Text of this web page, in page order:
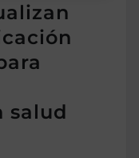
salud